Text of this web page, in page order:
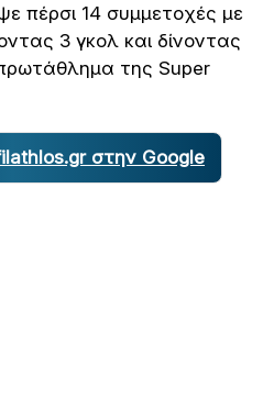
πέρσι 14 συμμετοχές με
3 γκολ και δίνοντας
της Super
στην Google